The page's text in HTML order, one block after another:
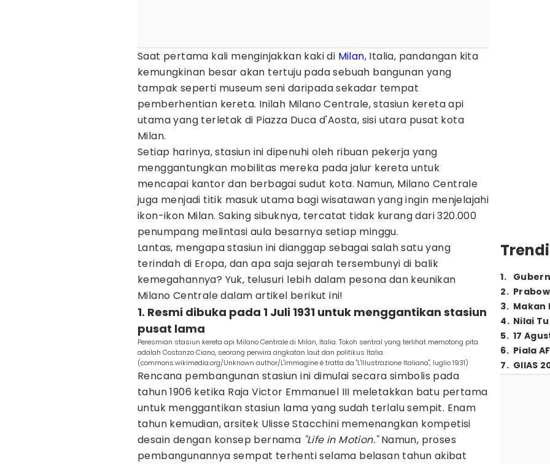
Saat pertama kali menginjakkan kaki di Milan, Italia, pandangan kita
kemungkinan besar akan tertuju pada sebuah bangunan yang
tampak seperti museum seni daripada sekadar tempat
pemberhentian kereta. Inilah Milano Centrale, stasiun kereta api
utama yang terletak di Piazza Duca d'Aosta, sisi utara pusat kota
Milan.
Setiap harinya, stasiun ini dipenuhi oleh ribuan pekerja yang
menggantungkan mobilitas mereka pada jalur kereta untuk
mencapai kantor dan berbagai sudut kota. Namun, Milano Centrale
juga menjadi titik masuk utama bagi wisatawan yang ingin menjelajahi
ikon-ikon Milan. Saking sibuknya, tercatat tidak kurang dari 320.000
penumpang melintasi aula besarnya setiap minggu.
Lantas, mengapa stasiun ini dianggap sebagai salah satu yang
terindah di Eropa, dan apa saja sejarah tersembunyi di balik
kemegahannya? Yuk, telusuri lebih dalam pesona dan keunikan
Milano Centrale dalam artikel berikut ini!
1. Resmi dibuka pada 1 Juli 1931 untuk menggantikan stasiun
pusat lama
Peresmian stasiun kereta api Milano Centrale di Milan, Italia. Tokoh sentral yang terlihat memotong pita
adalah Costanzo Ciano, seorang perwira angkatan laut dan politikus Italia.
(commons.wikimedia.org/Unknown author/L'immagine è tratta da "L'Illustrazione Italiana", luglio 1931)
Rencana pembangunan stasiun ini dimulai secara simbolis pada
tahun 1906 ketika Raja Victor Emmanuel III meletakkan batu pertama
untuk menggantikan stasiun lama yang sudah terlalu sempit. Enam
tahun kemudian, arsitek Ulisse Stacchini memenangkan kompetisi
desain dengan konsep bernama "Life in Motion."Namun, proses
pembangunannya sempat terhenti selama belasan tahun akibat
1.
2.
3. Makan
4. Nilai
5. 17
6. Piala
7. GIIAS